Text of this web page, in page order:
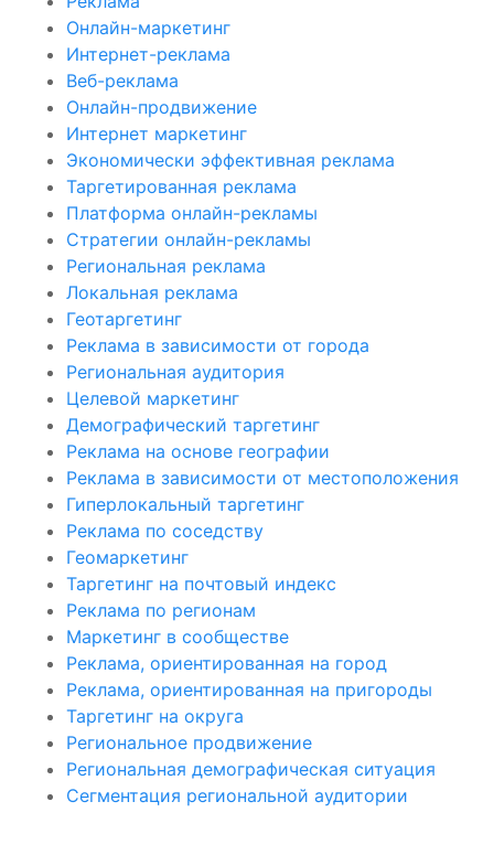
Онлайн-маркетинг
Интернет-реклама
Веб-реклама
Онлайн-продвижение
Интернет маркетинг
Экономически эффективная реклама
Таргетированная реклама
Платформа онлайн-рекламы
Стратегии онлайн-рекламы
Региональная реклама
Локальная реклама
Геотаргетинг
Реклама в зависимости от города
Региональная аудитория
Целевой маркетинг
Демографический таргетинг
Реклама на основе географии
Реклама в зависимости от местоположения
Гиперлокальный таргетинг
Реклама по соседству
Геомаркетинг
Таргетинг на почтовый индекс
Реклама по регионам
Маркетинг в сообществе
Реклама, ориентированная на город
Реклама, ориентированная на пригороды
Таргетинг на округа
Региональное продвижение
Региональная демографическая ситуация
Сегментация региональной аудитории